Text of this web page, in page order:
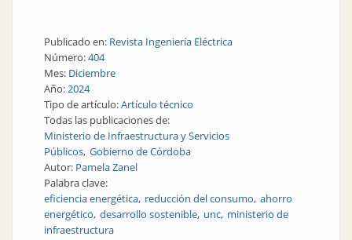
Publicado en: Revista Ingeniería Eléctrica
Número:404
Mes: Diciembre
Año:2024
Tipo de artículo:Artículo técnico
Todas las publicaciones de:
Ministerio de Infraestructura y Servicios
Públicos Gobierno de Córdoba
Autor: Pamela Zanel
Palabra clave:
eficiencia energética reducción del consumo ahorro
energético desarrollo sostenible unc ministerio de
infraestructura